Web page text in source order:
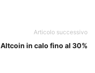
Articolo successivo
Altcoin in calo fino al 30%